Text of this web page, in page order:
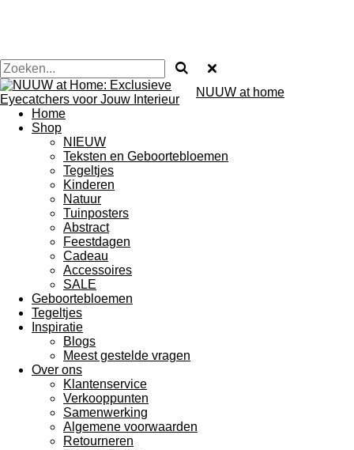
NUUW at home
Home
Shop
NIEUW
Teksten en Geboortebloemen
Tegeltjes
Kinderen
Natuur
Tuinposters
Abstract
Feestdagen
Cadeau
Accessoires
SALE
Geboortebloemen
Tegeltjes
Inspiratie
Blogs
Meest gestelde vragen
Over ons
Klantenservice
Verkooppunten
Samenwerking
Algemene voorwaarden
Retourneren